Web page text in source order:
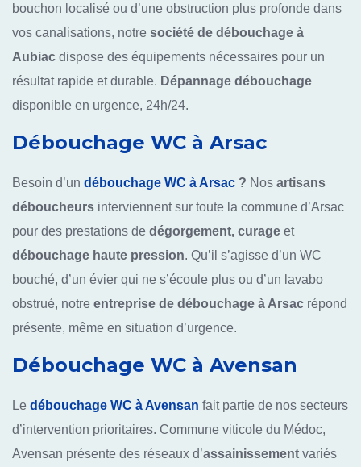
bouchon localisé ou d’une obstruction plus profonde dans
vos canalisations, notre société de débouchage à
Aubiac dispose des équipements nécessaires pour un
résultat rapide et durable. Dépannage débouchage
disponible en urgence, 24h/24.
Débouchage WC à Arsac
Besoin d’un débouchage WC à Arsac ? Nos artisans
déboucheurs interviennent sur toute la commune d’Arsac
pour des prestations de dégorgement, curage et
débouchage haute pression. Qu’il s’agisse d’un WC
bouché, d’un évier qui ne s’écoule plus ou d’un lavabo
obstrué, notre entreprise de débouchage à Arsac répond
présente, même en situation d’urgence.
Débouchage WC à Avensan
Le débouchage WC à Avensan fait partie de nos secteurs
d’intervention prioritaires. Commune viticole du Médoc,
Avensan présente des réseaux d’assainissement variés